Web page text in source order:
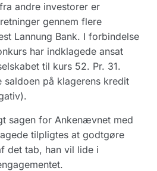
andre investorer er
gennem flere
Lannung Bank. I forbindelse
har indklagede ansat
til kurs 52. Pr. 31.
saldoen på klagerens kredit
sagen for Ankenævnet med
tilpligtes at godtgøre
det tab, han vil lide i